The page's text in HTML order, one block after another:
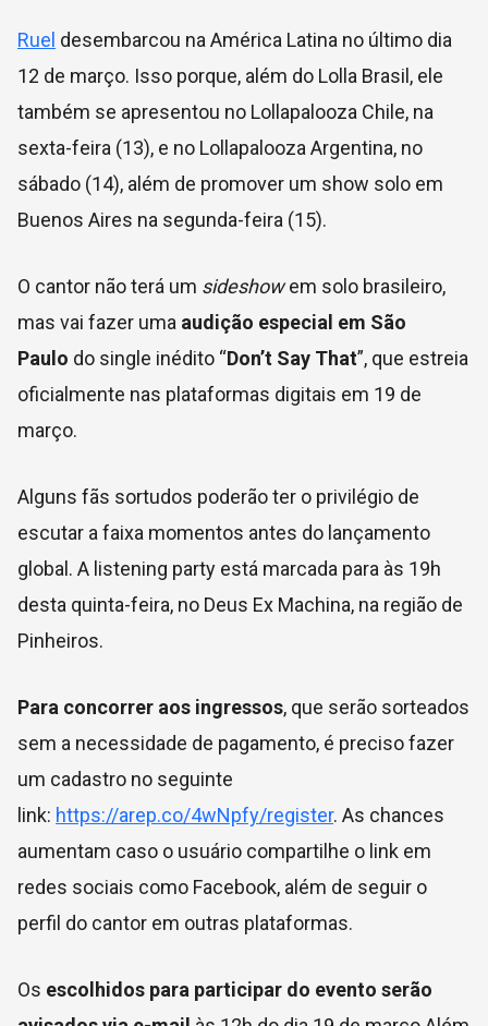
Ruel desembarcou na América Latina no último dia
12 de março. Isso porque, além do Lolla Brasil, ele
também se apresentou no Lollapalooza Chile, na
sexta-feira (13), e no Lollapalooza Argentina, no
sábado (14), além de promover um show solo em
Buenos Aires na segunda-feira (15).
O cantor não terá um sideshowem solo brasileiro,
mas vai fazer uma audição especial em São
Paulo do single inédito “Don’t Say That”, que estreia
oficialmente nas plataformas digitais em 19 de
março.
Alguns fãs sortudos poderão ter o privilégio de
escutar a faixa momentos antes do lançamento
global. A listening party está marcada para às 19h
desta quinta-feira, no Deus Ex Machina, na região de
Pinheiros.
Para concorrer aos ingressos, que serão sorteados
sem a necessidade de pagamento, é preciso fazer
um cadastro no seguinte
link: https://arep.co/4wNpfy/register. As chances
aumentam caso o usuário compartilhe o link em
redes sociais como Facebook, além de seguir o
perfil do cantor em outras plataformas.
Os escolhidos para participar do evento serão